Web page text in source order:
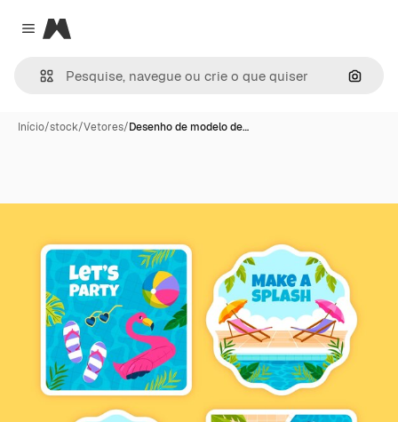
Close menu
Magnific
Início/stock/Vetores/Desenho de modelo de…